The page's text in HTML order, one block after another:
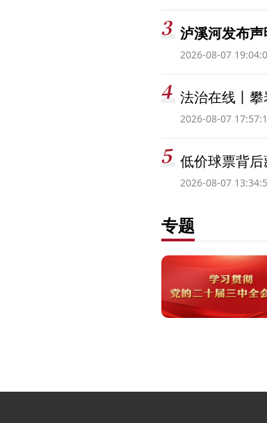
泸溪河发布
2026-08-07
法治在线丨
2026-08-07
低价球票背
2026-08-07
专题